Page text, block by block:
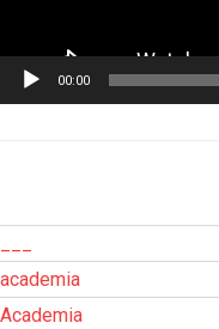
00:00
academia
Academia